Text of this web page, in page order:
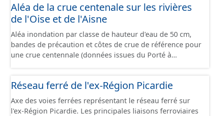
Aléa de la crue centenale sur les rivières
de l'Oise et de l'Aisne
Aléa inondation par classe de hauteur d'eau de 50 cm,
bandes de précaution et côtes de crue de référence pour
une crue centennale (données issues du Porté à
Réseau ferré de l'ex-Région Picardie
Axe des voies ferrées représentant le réseau ferré sur
l'ex-Région Picardie. Les principales liaisons ferroviaires